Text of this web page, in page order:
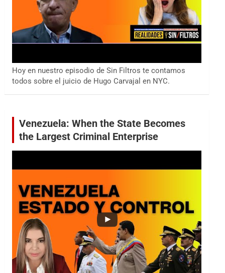
Hoy en nuestro episodio de Sin Filtros te contamos
todos sobre el juicio de Hugo Carvajal en NYC.
Venezuela: When the State Becomes
the Largest Criminal Enterprise